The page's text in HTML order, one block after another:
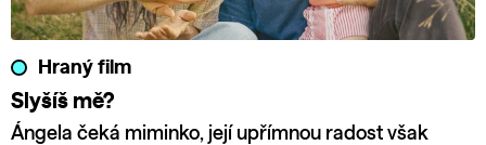
Hraný film
Slyšíš mě?
Ángela čeká miminko, její upřímnou radost však